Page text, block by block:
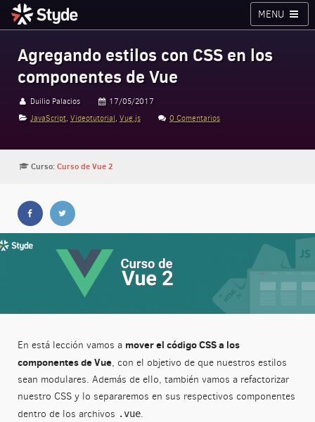
Styde.net
MENU
Agregando estilos con CSS en los
componentes de Vue
Duilio Palacios
17/05/2017
JavaScript,Videotutorial,Vue.js 0 Comentarios
Curso:Curso de Vue 2
En está lección vamos a mover el código CSS a los
componentes de Vue, con el objetivo de que nuestros estilos
sean modulares. Además de ello, también vamos a refactorizar
nuestro CSS y lo separaremos en sus respectivos componentes
dentro de los archivos .vue.